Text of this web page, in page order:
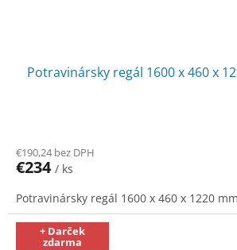
Potravinársky regál 1600 x 460 x
€190,24 bez DPH
€234 / ks
Potravinársky regál 1600 x 460 x 1220
+ Darček
zdarma